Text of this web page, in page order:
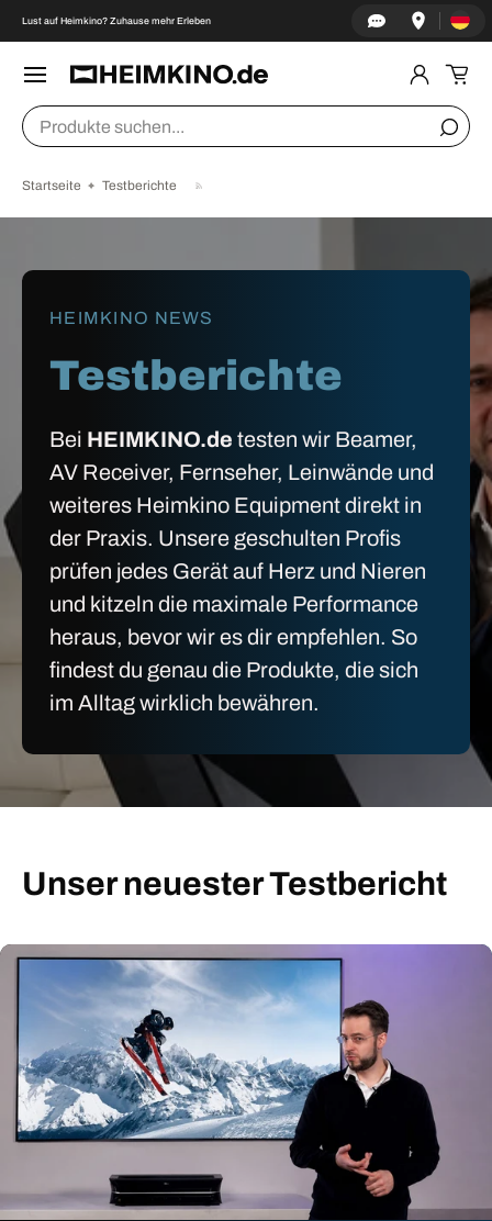
↵Zum Inhalt springen
↵Zum Menü springen
↵Fußzeile springen
↵Barrierefreiheits-Widget öffnen
DIREKT ZUM INHALT
Lust auf Heimkino? Zuhause mehr Erleben Land/
Suchen
Startseite Testberichte
HEIMKINO NEWS
Testberichte
Bei HEIMKINO.de testen wir Beamer,
AV Receiver, Fernseher, Leinwände und
weiteres Heimkino Equipment direkt in
der Praxis. Unsere geschulten Profis
prüfen jedes Gerät auf Herz und Nieren
und kitzeln die maximale Performance
heraus, bevor wir es dir empfehlen. So
findest du genau die Produkte, die sich
im Alltag wirklich bewähren.
Unser neuester Testbericht